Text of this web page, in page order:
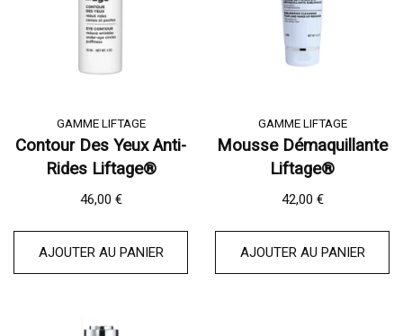
GAMME LIFTAGE
Contour Des Yeux Anti-
Rides Liftage®
46,00 €
AJOUTER AU PANIER
GAMME LIFTAGE
Mousse Démaquillante
Liftage®
42,00 €
AJOUTER AU PANIER